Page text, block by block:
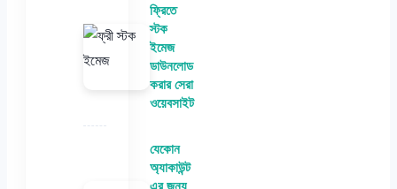
ফ্রিতে
স্টক
ইমেজ
ডাউনলোড
করার সেরা
ওয়েবসাইট
যেকোন
অ্যাকাউন্ট